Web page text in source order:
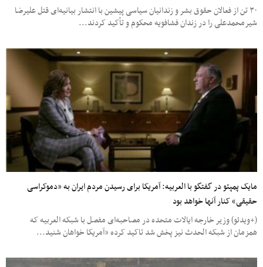
۳۰ تن از فعالان حقوق بشر و زندانیان سیاسی پیشین با انتشار بیانیه‌ای قتل علیرضا
شیرمحمدعلی را در زندان فشافویه محکوم و تأکید کردند...
مایک پمپئو در گفتگو با العربیه: آمریکا برای رسیدن مردم ایران به «دموکراسی
حقیقی» کنار آنها خواهد بود
(+ویدئو) وزیر خارجه ایالات متحده در مصاحبه‌ای مفصل با شبکه العربیه که
همزمان از شبکه الحدث نیز پخش شد تاکید کرده «آمریکا خواهان شنید...